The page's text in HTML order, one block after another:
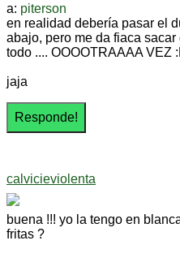
a: piterson
en realidad debería pasar el
abajo, pero me da fiaca
todo .... OOOOTRAAAA VEZ
jaja
calvicieviolenta
buena !!! yo la tengo en
fritas ?